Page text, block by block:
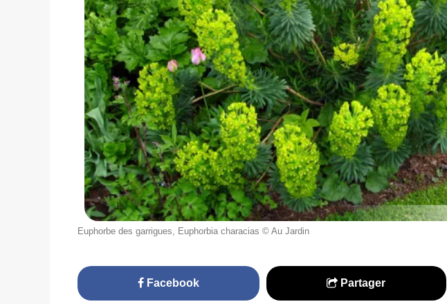
Euphorbe des garrigues, Euphorbia characias © Au Jardin
Facebook Partager